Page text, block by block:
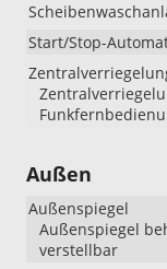
Start/Stop-
Außen
Außenspiegel
Außenspiegel
verstellbar